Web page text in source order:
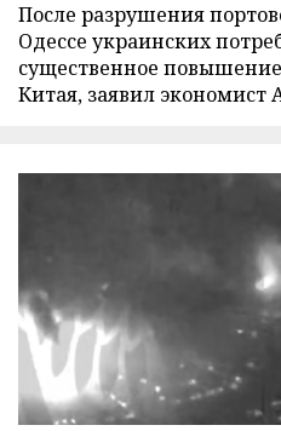
После разрушения
Одессе украинских
существенное
Китая, заявил экономист